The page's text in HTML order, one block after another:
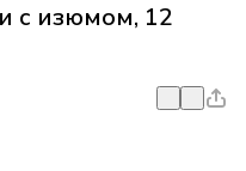
с изюмом, 12